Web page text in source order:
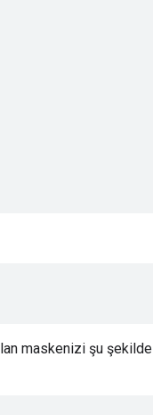
maskenizi şu şekilde